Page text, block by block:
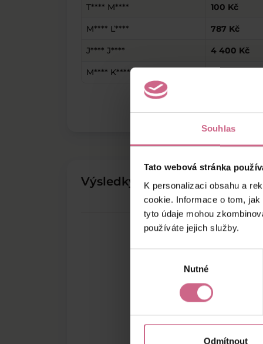
Souhlas
Tato webová stránka
K personalizaci obsahu a
cookie. Informace o tom,
tyto údaje mohou
používáte jejich služby.
Nutné
Odmítnout
T**** M**** 100 Kč
M**** Ľ**** 787 Kč
J**** J**** 4 400 Kč
M**** K****
Výsledky těžby